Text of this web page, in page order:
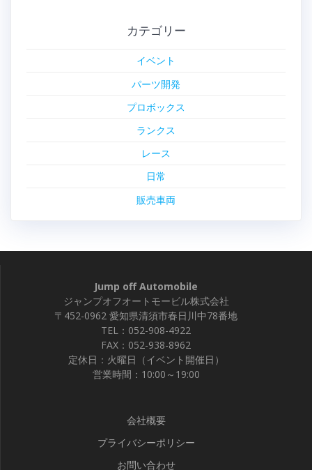
カテゴリー
イベント
パーツ開発
プロボックス
ランクス
レース
日常
販売車両
Jump off Automobile
ジャンプオフオートモービル株式会社
〒452-0962 愛知県清須市春日川中78番地
TEL：052-908-4922
FAX：052-938-8962
定休日：火曜日（イベント開催日）
営業時間：10:00～19:00
会社概要
プライバシーポリシー
お問い合わせ